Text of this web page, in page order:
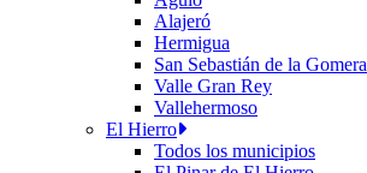
Alajeró
Hermigua
San Sebastián de la Gomera
Valle Gran Rey
Vallehermoso
El Hierro
Todos los municipios